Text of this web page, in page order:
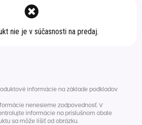
výživa
nie je v súčasnosti na predaj.
informácie na základe podkladov
nenesieme zodpovednosť. V
informácie na príslušnom obale
sa môže líšiť od obrázku.